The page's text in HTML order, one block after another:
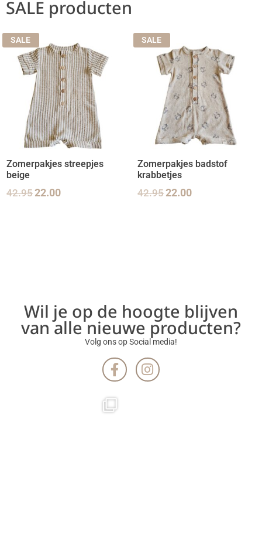
SALE producten
SALE
Zomerpakjes streepjes
beige
42.9522.00
SALE
Zomerpakjes badstof
krabbetjes
42.9522.00
Wil je op de hoogte blijven
van alle nieuwe producten?
Volg ons op Social media!